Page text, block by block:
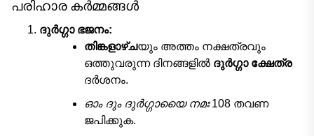
പരിഹാര കർമ്മങ്ങൾ
ദുർഗ്ഗാ ഭജനം:
തിങ്കളാഴ്ചയും അത്തം നക്ഷത്രവും
ഒത്തുവരുന്ന ദിനങ്ങളിൽ ദുർഗ്ഗാ ക്ഷേത്ര
ദർശനം.
ഓം ദും ദുർഗ്ഗായൈ നമഃ108 തവണ
ജപിക്കുക.